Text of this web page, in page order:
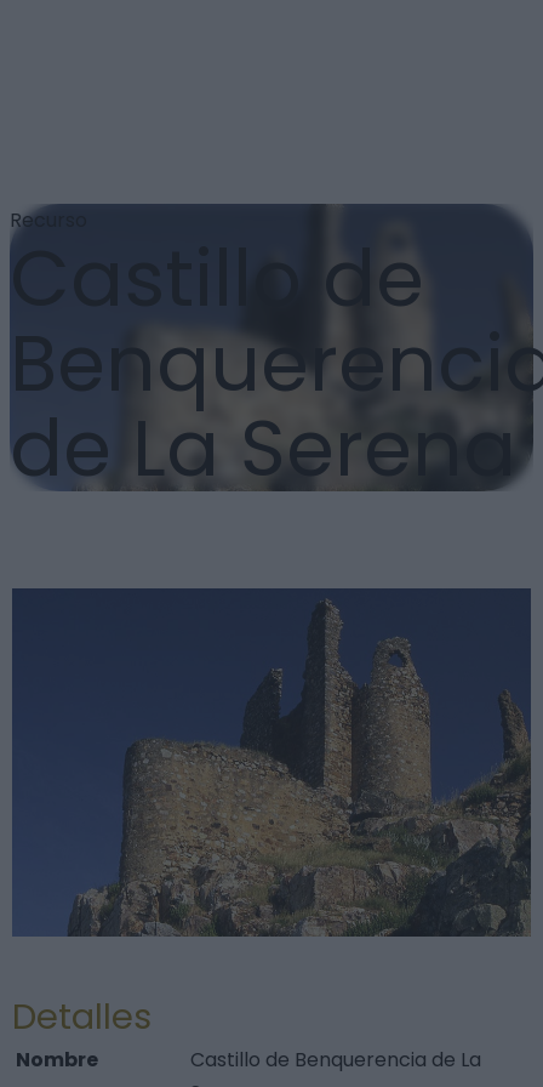
Recurso
Castillo de
de La Serena
Detalles
Nombre
Castillo de Benquerencia de La